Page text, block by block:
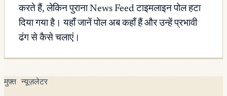
करते हैं, लेकिन पुराना News Feed टाइमलाइन पोल हटा
दिया गया है। यहाँ जानें पोल अब कहाँ हैं और उन्हें प्रभावी
ढंग से कैसे चलाएं।
मुफ़्त न्यूज़लेटर